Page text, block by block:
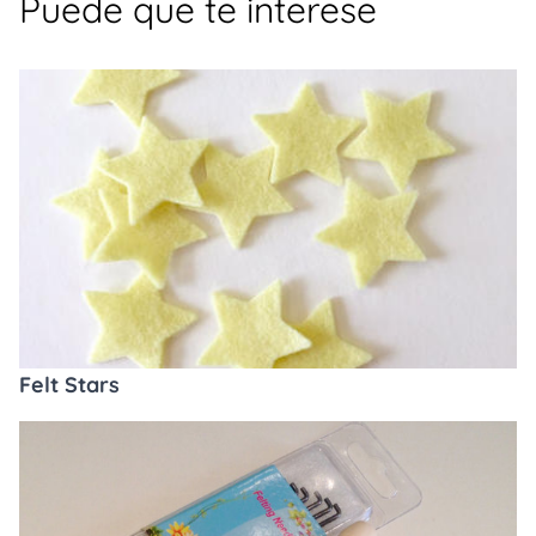
Puede que te interese
Felt Stars